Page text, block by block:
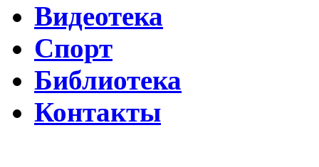
Видеотека
Спорт
Библиотека
Контакты